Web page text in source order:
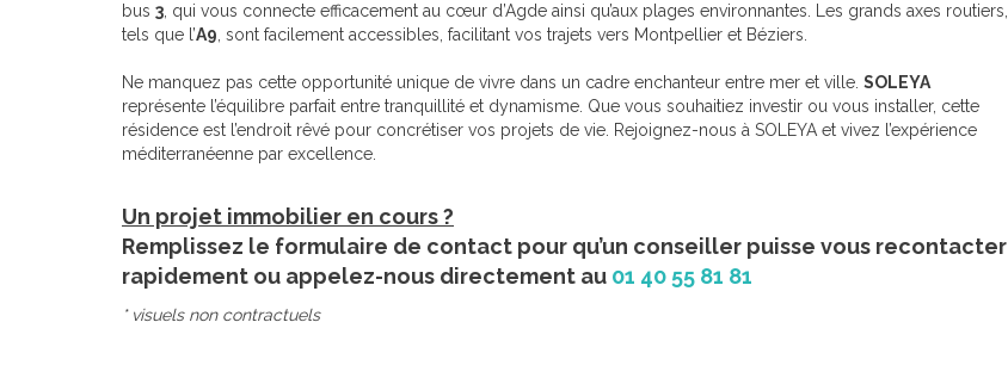
bus 3 , qui vous connecte efficacement au cœur d’Agde ainsi qu’aux plages environnantes. Les grands axes routiers,
tels que l’A9 , sont facilement accessibles, facilitant vos trajets vers Montpellier et Béziers.
Ne manquez pas cette opportunité unique de vivre dans un cadre enchanteur entre mer et ville. SOLEYA
représente l’équilibre parfait entre tranquillité et dynamisme. Que vous souhaitiez investir ou vous installer, cette
résidence est l’endroit rêvé pour concrétiser vos projets de vie. Rejoignez-nous à SOLEYA et vivez l’expérience
méditerranéenne par excellence.
Un projet immobilier en cours ?
Remplissez le formulaire de contact pour qu’un conseiller puisse vous recontacter
rapidement ou appelez-nous directement au 01 40 55 81 81
* visuels non contractuels